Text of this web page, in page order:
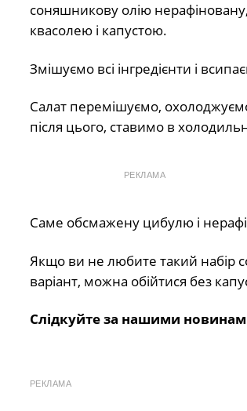
соняшникову олію
квасолею і капустою.
Змішуємо всі інгредієнти і
Салат перемішуємо, охолоджуємо
після цього, ставимо в
РЕКЛАМА
Саме обсмажену цибулю і
Якщо ви не любите такий набір
варіант, можна обійтися без
Слідкуйте за нашими
РЕКЛАМА